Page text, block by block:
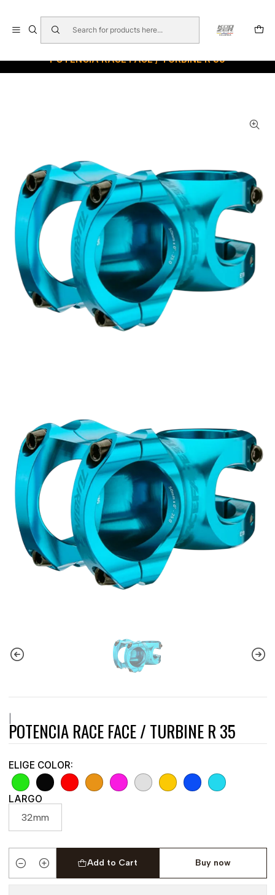
🇺🇸 🇧🇷 🇲🇽 🇦🇷 🇨🇱 🇵🇪 🇪🇨 🇨🇷 🇵🇦 🇧🇴 🇵🇾
POTENCIA RACE FACE / TURBINE R 35
POTENCIA RACE FACE / TURBINE R 35
ELIGE COLOR:
LARGO
32mm
Quantity
Add to Cart Buy now